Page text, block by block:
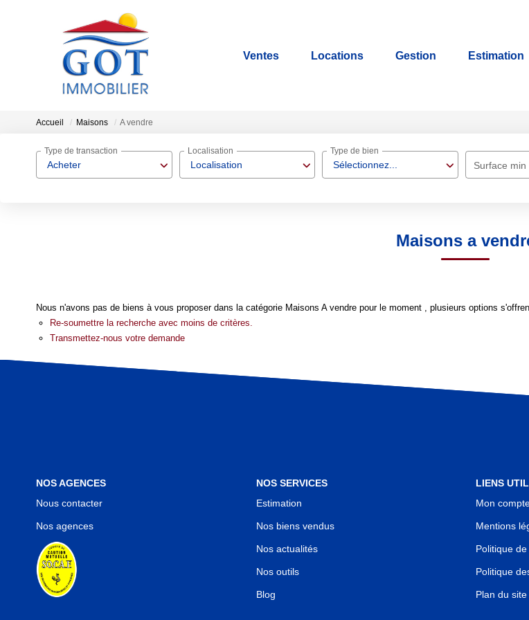
Ventes Locations Gestion Estimation
Accueil Maisons A vendre
Acheter
Type de transaction
Localisation
Localisation
Sélectionnez...
Type de bien
Surface min
Maisons a
Nous n'avons pas de biens à vous proposer dans la catégorie Maisons A vendre pour le moment , plusieurs options
Re-soumettre la recherche avec moins de critères.
Transmettez-nous votre demande
NOS AGENCES
Nous contacter
Nos agences
NOS SERVICES
Estimation
Nos biens vendus
Nos actualités
Nos outils
Blog
LIENS
Mon
Mentions
Politique
Politique
Plan du site